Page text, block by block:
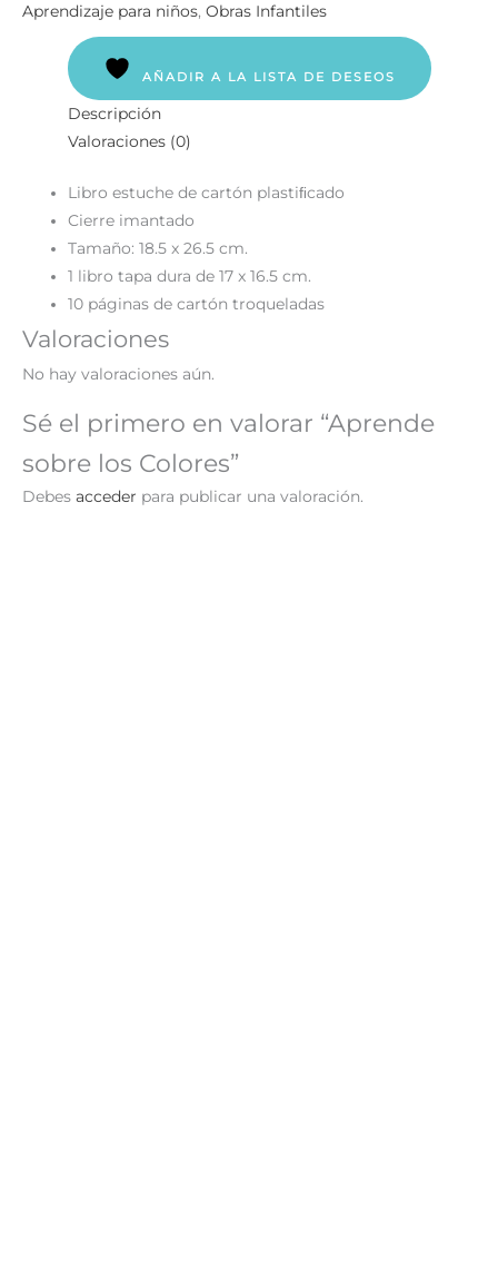
Aprendizaje para niños, Obras Infantiles
AÑADIR A LA LISTA DE DESEOS
Descripción
Valoraciones (0)
Libro estuche de cartón plastiﬁcado
Cierre imantado
Tamaño: 18.5 x 26.5 cm.
1 libro tapa dura de 17 x 16.5 cm.
10 páginas de cartón troqueladas
Valoraciones
No hay valoraciones aún.
Sé el primero en valorar “Aprende
sobre los Colores”
Debes acceder para publicar una valoración.